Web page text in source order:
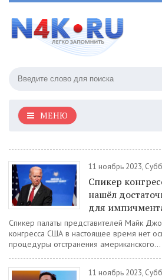
МЕНЮ
11 ноябрь 2023,
Спикер
нашёл
для
Спикер палаты представителей Майк
конгресса США в настоящее время нет
процедуры отстранения американского...
11 ноябрь 2023,